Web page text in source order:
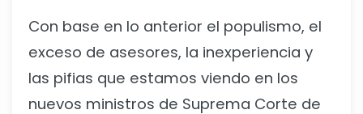
Con base en lo anterior el populismo, el
exceso de asesores, la inexperiencia y
las pifias que estamos viendo en los
nuevos ministros de Suprema Corte de